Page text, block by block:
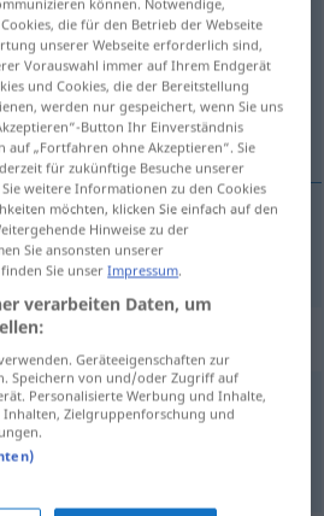
anklicken/antippen)
für "graziös"
,geschmeidig
die für den Betrieb der Webseite
unserer Webseite erforderlich sind,
Vorauswahl immer auf Ihrem Endgerät
und Cookies, die der Bereitstellung
werden nur gespeichert, wenn Sie uns
Button Ihr Einverständnis
auf „Fortfahren ohne Akzeptieren“. Sie
für zukünftige Besuche unserer
weitere Informationen zu den Cookies
möchten, klicken Sie einfach auf den
Hinweise zu der
Sie ansonsten unserer
finden Sie unserImpressum
verarbeiten Daten, um
Geräteeigenschaften zur
Speichern von und/oder Zugriff auf
Personalisierte Werbung und Inhalte,
Zielgruppenforschung und